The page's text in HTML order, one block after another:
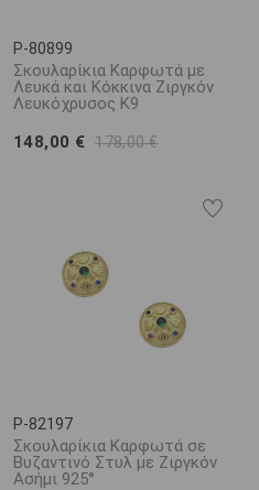
P-80899
Σκουλαρίκια Καρφωτά με
Λευκά και Κόκκινα Ζιργκόν
Λευκόχρυσος K9
148,00 € 178,00 €
P-82197
Σκουλαρίκια Καρφωτά σε
Βυζαντινό Στυλ με Ζιργκόν
Ασήμι 925°